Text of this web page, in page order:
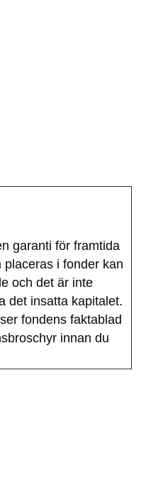
garanti för framtida
i fonder kan
och det är inte
det insatta kapitalet.
fondens faktablad
innan du